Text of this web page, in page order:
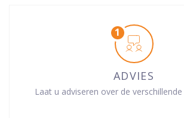
ADVIES
Laat u adviseren over de